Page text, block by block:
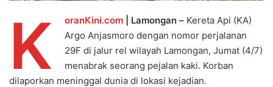
K oranKini.com | Lamongan – Kereta Api (KA)
Argo Anjasmoro dengan nomor perjalanan
29F di jalur rel wilayah Lamongan, Jumat (4/7)
menabrak seorang pejalan kaki. Korban
dilaporkan meninggal dunia di lokasi kejadian.